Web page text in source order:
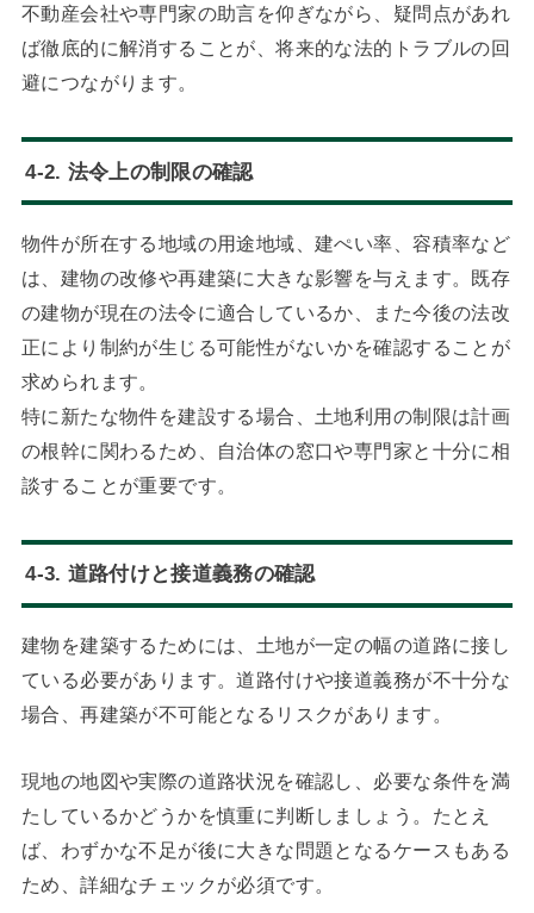
不動産会社や専門家の助言を仰ぎながら、疑問点があれ
ば徹底的に解消することが、将来的な法的トラブルの回
避につながります。
4-2. 法令上の制限の確認
物件が所在する地域の用途地域、建ぺい率、容積率など
は、建物の改修や再建築に大きな影響を与えます。既存
の建物が現在の法令に適合しているか、また今後の法改
正により制約が生じる可能性がないかを確認することが
求められます。
特に新たな物件を建設する場合、土地利用の制限は計画
の根幹に関わるため、自治体の窓口や専門家と十分に相
談することが重要です。
4-3. 道路付けと接道義務の確認
建物を建築するためには、土地が一定の幅の道路に接し
ている必要があります。道路付けや接道義務が不十分な
場合、再建築が不可能となるリスクがあります。
現地の地図や実際の道路状況を確認し、必要な条件を満
たしているかどうかを慎重に判断しましょう。たとえ
ば、わずかな不足が後に大きな問題となるケースもある
ため、詳細なチェックが必須です。